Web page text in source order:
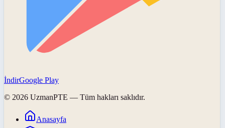
İndirGoogle Play
© 2026 UzmanPTE — Tüm hakları saklıdır.
Anasayfa